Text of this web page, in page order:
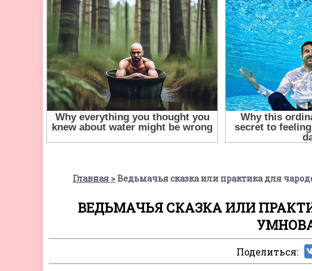
Главная Ведьмачья сказка или практика для
ВЕДЬМАЧЬЯ СКАЗКА ИЛИ
Поделиться: